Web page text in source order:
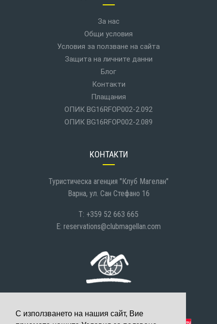
С използването на нашия сайт, Вие
За нас
Общи условия
Условия за ползване на сайта
Защита на личните данни
Блог
Контакти
Плащания
ОПИК BG16RFOP002-2.092
ОПИК BG16RFOP002-2.089
КОНТАКТИ
Туристическа агенция "Клуб Магелан"
Варна, ул. Сан Стефано 16
T: +359 52 663 665
E: reservations@clubmagellan.com